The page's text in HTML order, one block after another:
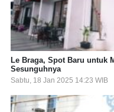
Le Braga, Spot Baru untuk
Sesunguhnya
Sabtu, 18 Jan 2025 14:23 WIB